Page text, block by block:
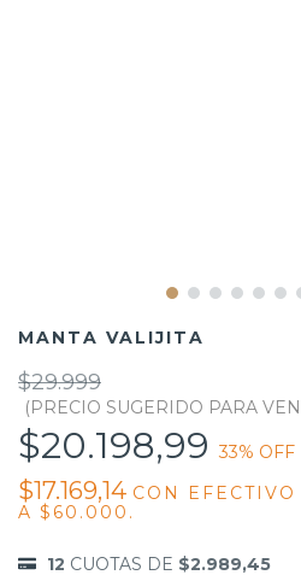
MANTA VALIJITA
$29.999
$20.198,9933% OFF
$17.169,14 CON
A $60.000.
12 CUOTAS DE $2.989,45